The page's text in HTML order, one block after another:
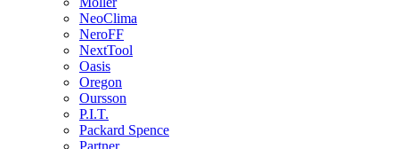
NeoClima
NeroFF
NextTool
Oasis
Oregon
Oursson
P.I.T.
Packard Spence
Partner